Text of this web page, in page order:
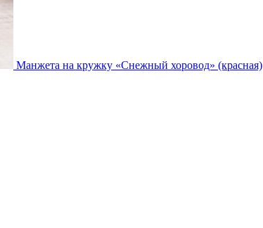
Манжета на кружку «Снежный хоровод» (красная)